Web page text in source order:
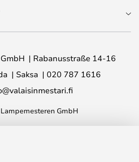
Rabanusstraße 14-16
Saksa
020 787 1616
GmbH